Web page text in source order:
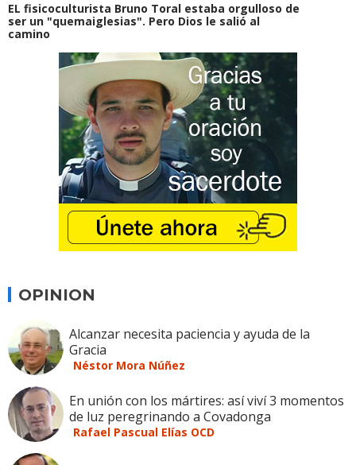
EL fisicoculturista Bruno Toral estaba orgulloso de
ser un "quemaiglesias". Pero Dios le salió al
camino
OPINION
Alcanzar necesita paciencia y ayuda de la
Gracia
Néstor Mora Núñez
En unión con los mártires: así viví 3 momentos
de luz peregrinando a Covadonga
Rafael Pascual Elías OCD